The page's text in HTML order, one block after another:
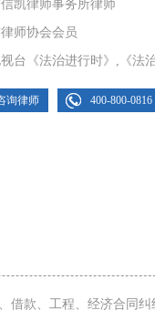
凯律师事务所律师
师协会会员
台《法治进行时》,《法
询律师 400-800-0816
借款、工程、经济合同纠